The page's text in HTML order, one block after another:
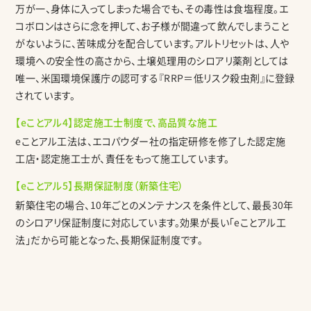
万が一、身体に入ってしまった場合でも、その毒性は食塩程度。エ
コボロンはさらに念を押して、お子様が間違って飲んでしまうこと
がないように、苦味成分を配合しています。アルトリセットは、人や
環境への安全性の高さから、土壌処理用のシロアリ薬剤としては
唯一、米国環境保護庁の認可する『RRP＝低リスク殺虫剤』に登録
されています。
【eことアル4】認定施工士制度で、高品質な施工
eことアル工法は、エコパウダー社の指定研修を修了した認定施
工店・認定施工士が、責任をもって施工しています。
【eことアル5】長期保証制度（新築住宅）
新築住宅の場合、10年ごとのメンテナンスを条件として、最長30年
のシロアリ保証制度に対応しています。効果が長い「eことアル工
法」だから可能となった、長期保証制度です。